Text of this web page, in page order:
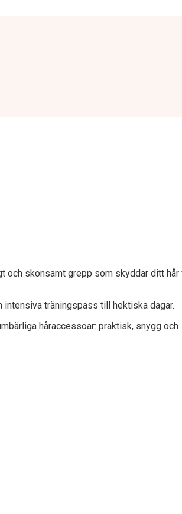
och skonsamt grepp som skyddar ditt hår
intensiva träningspass till hektiska dagar.
håraccessoar: praktisk, snygg och